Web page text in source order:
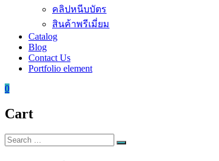
คลิปหนีบบัตร
สินค้าพรีเมี่ยม
Catalog
Blog
Contact Us
Portfolio element
0
Cart
Search
for:
Search